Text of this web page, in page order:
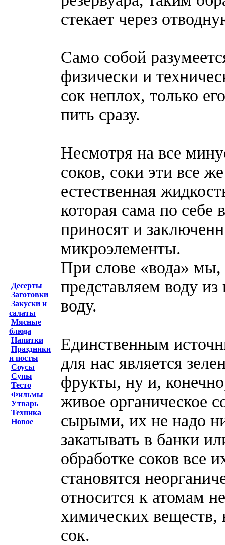
Десерты
Заготовки
Закуски и
салаты
Мясные
блюда
Напитки
Праздники
и посты
Соусы
Супы
Тесто
Фильмы
Утварь
Техника
Новое
стекает через
Само собой
физически и
сок неплох, только
пить сразу.
Несмотря на все
соков, соки эти все
естественная
которая сама по
приносят и
микроэлементы.
При слове «вода» мы,
представляем воду
воду.
Единственным
для нас является
фрукты, ну и,
живое органическое
сырыми, их не надо
закатывать в банки
обработке соков все
становятся
относится к атомам
химических
сок.